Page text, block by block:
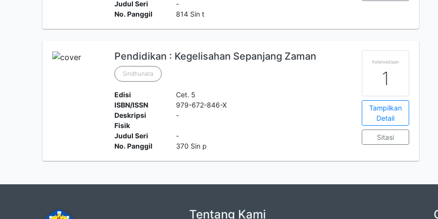
Judul Seri
-
No. Panggil
814 Sin t
Pendidikan : Kegelisahan Sepanjang Zaman
Sindhunata
Edisi
Cet. 5
ISBN/ISSN
979-672-846-X
Deskripsi
Fisik
-
Judul Seri
-
No. Panggil
370 Sin p
Ketersediaan
1
Tampilkan
Detail
Sitasi
Tentang Kami